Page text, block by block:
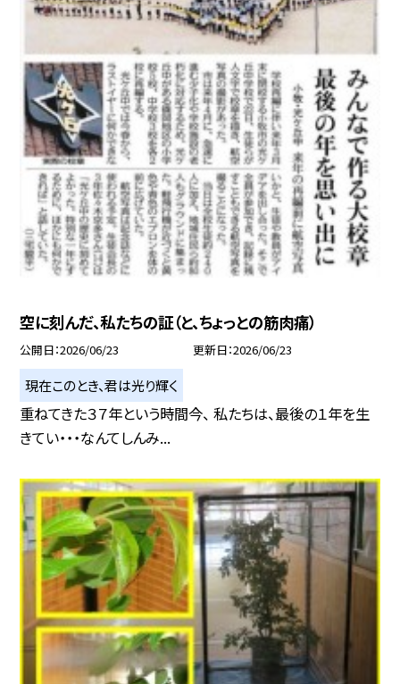
空に刻んだ、私たちの証（と、ちょっとの筋肉痛）
公開日 2026/06/23 更新日 2026/06/23
現在このとき、君は光り輝く
重ねてきた３７年という時間今、 私たちは、最後の１年を生
きてい・・・なんてしんみ...